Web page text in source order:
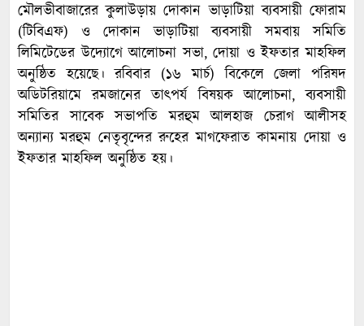
মৌলভীবাজারের কুলাউড়ায় দোকান ভাড়াটিয়া ব্যবসায়ী ফোরাম
(টিবিএফ) ও দোকান ভাড়াটিয়া ব্যবসায়ী সমবায় সমিতি
লিমিটেডের উদ্যোগে আলোচনা সভা, দোয়া ও ইফতার মাহফিল
অনুষ্ঠিত হয়েছে। রবিবার (১৬ মার্চ) বিকেলে জেলা পরিষদ
অডিটরিয়ামে রমজানের তাৎপর্য বিষয়ক আলোচনা, ব্যবসায়ী
সমিতির সাবেক সভাপতি মরহুম আলহাজ চেরাগ আলীসহ
অন্যান্য মরহুম নেতৃবৃন্দের রুহের মাগফেরাত কামনায় দোয়া ও
ইফতার মাহফিল অনুষ্ঠিত হয়।